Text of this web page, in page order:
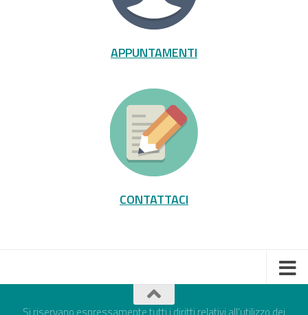
APPUNTAMENTI
CONTATTACI
Si riservano espressamente tutti i diritti relativi all’utilizzo dei